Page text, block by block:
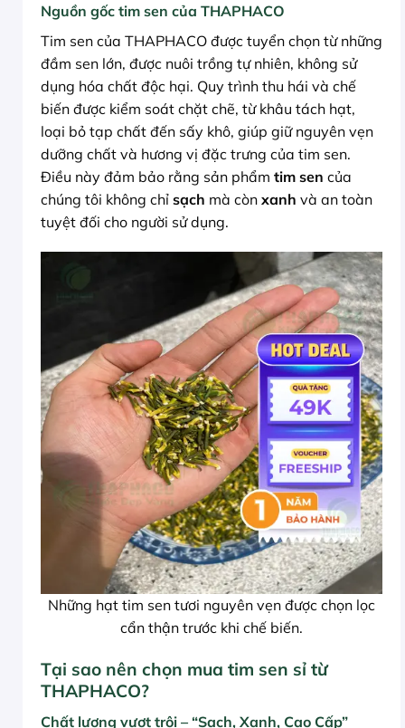
Nguồn gốc tim sen của THAPHACO
Tim sen của THAPHACO được tuyển chọn từ những
đầm sen lớn, được nuôi trồng tự nhiên, không sử
dụng hóa chất độc hại. Quy trình thu hái và chế
biến được kiểm soát chặt chẽ, từ khâu tách hạt,
loại bỏ tạp chất đến sấy khô, giúp giữ nguyên vẹn
dưỡng chất và hương vị đặc trưng của tim sen.
Điều này đảm bảo rằng sản phẩm tim sen của
chúng tôi không chỉ sạch mà còn xanh và an toàn
tuyệt đối cho người sử dụng.
Những hạt tim sen tươi nguyên vẹn được chọn lọc
cẩn thận trước khi chế biến.
Tại sao nên chọn mua tim sen sỉ từ
THAPHACO?
Chất lượng vượt trội – “Sạch, Xanh, Cao Cấp”